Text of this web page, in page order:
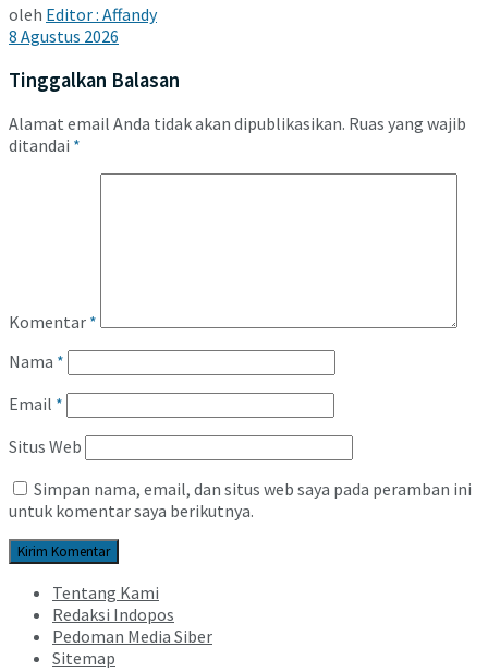
oleh Editor : Affandy
8 Agustus 2026
Tinggalkan Balasan
Alamat email Anda tidak akan dipublikasikan. Ruas yang wajib
ditandai *
Komentar *
Nama *
Email *
Situs Web
Simpan nama, email, dan situs web saya pada peramban ini
untuk komentar saya berikutnya.
Tentang Kami
Redaksi Indopos
Pedoman Media Siber
Sitemap